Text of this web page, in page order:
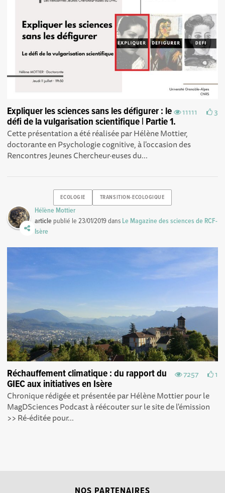
11111 3
Expliquer les sciences sans les défigurer : le
défi de la vulgarisation scientifique | Partie 1.
Cette présentation a été réalisée par Hélène Mottier,
doctorante en Psychologie cognitive, à l'occasion des
Rencontres Jeunes Chercheur·euses du...
ECOLOGIE TRANSITION-ECOLOGIQUE
Hélène Mottier
article publié le23/01/2019dans Le Magazine des sciences de RCF-
Isère
7257 1
Réchauffement climatique : du rapport du
GIEC aux initiatives en Isère
Chronique rédigée et présentée par Hélène Mottier pour le
MagDSciences Podcast à réécouter sur le site de l'émission
>> Ré-éditée pour...